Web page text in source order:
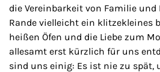
die Vereinbarkeit von Familie
Rande vielleicht ein klitzekleines
heißen Öfen und die Liebe zum
allesamt erst kürzlich für uns
sind uns einig: Es ist nie zu spät,